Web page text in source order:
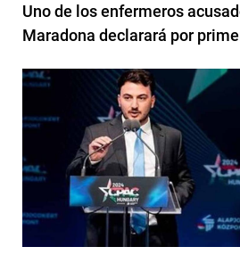
Uno de los enfermeros
Maradona declarará por